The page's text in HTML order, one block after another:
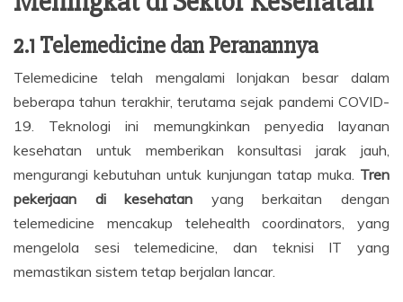
2.1 Telemedicine dan Peranannya
Telemedicine telah mengalami lonjakan besar dalam
beberapa tahun terakhir, terutama sejak pandemi COVID-
19. Teknologi ini memungkinkan penyedia layanan
kesehatan untuk memberikan konsultasi jarak jauh,
mengurangi kebutuhan untuk kunjungan tatap muka. Tren
pekerjaan di kesehatan yang berkaitan dengan
telemedicine mencakup telehealth coordinators, yang
mengelola sesi telemedicine, dan teknisi IT yang
memastikan sistem tetap berjalan lancar.